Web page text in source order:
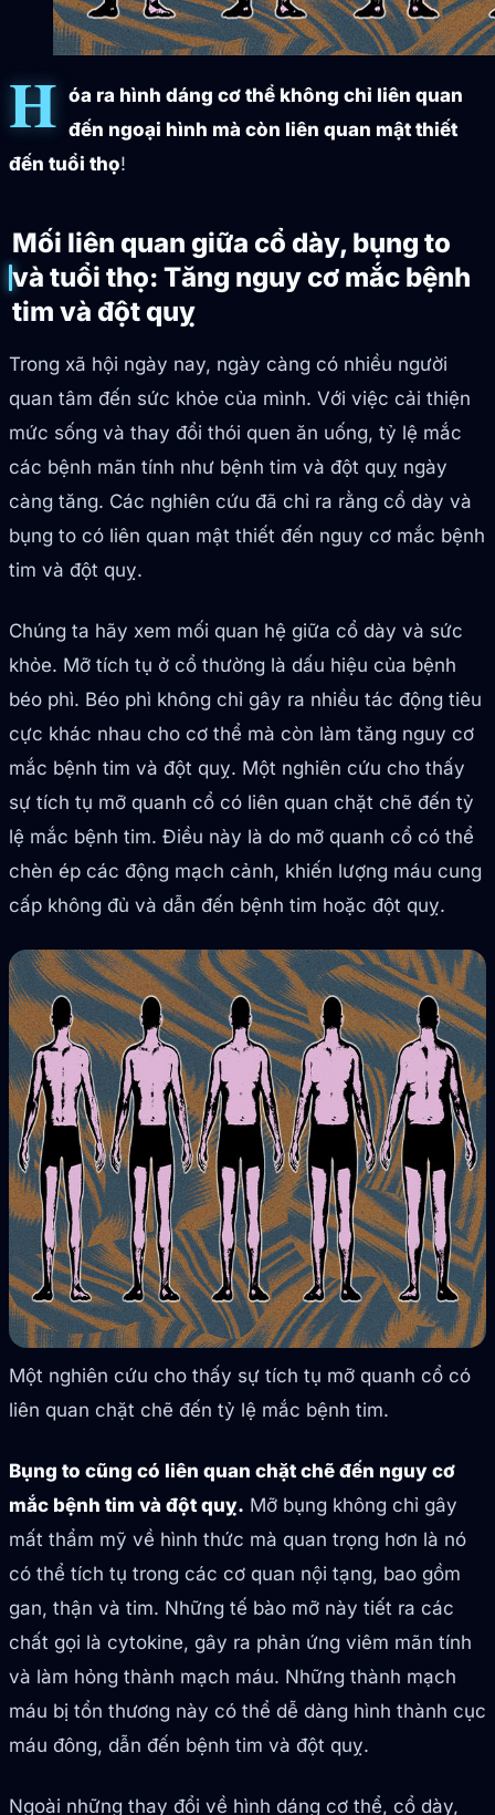
H óa ra hình dáng cơ thể không chỉ liên quan
đến ngoại hình mà còn liên quan mật thiết
đến tuổi thọ!
Mối liên quan giữa cổ dày, bụng to
và tuổi thọ: Tăng nguy cơ mắc bệnh
tim và đột quỵ
Trong xã hội ngày nay, ngày càng có nhiều người
quan tâm đến sức khỏe của mình. Với việc cải thiện
mức sống và thay đổi thói quen ăn uống, tỷ lệ mắc
các bệnh mãn tính như bệnh tim và đột quỵ ngày
càng tăng. Các nghiên cứu đã chỉ ra rằng cổ dày và
bụng to có liên quan mật thiết đến nguy cơ mắc bệnh
tim và đột quỵ.
Chúng ta hãy xem mối quan hệ giữa cổ dày và sức
khỏe. Mỡ tích tụ ở cổ thường là dấu hiệu của bệnh
béo phì. Béo phì không chỉ gây ra nhiều tác động tiêu
cực khác nhau cho cơ thể mà còn làm tăng nguy cơ
mắc bệnh tim và đột quỵ. Một nghiên cứu cho thấy
sự tích tụ mỡ quanh cổ có liên quan chặt chẽ đến tỷ
lệ mắc bệnh tim. Điều này là do mỡ quanh cổ có thể
chèn ép các động mạch cảnh, khiến lượng máu cung
cấp không đủ và dẫn đến bệnh tim hoặc đột quỵ.
Một nghiên cứu cho thấy sự tích tụ mỡ quanh cổ có
liên quan chặt chẽ đến tỷ lệ mắc bệnh tim.
Bụng to cũng có liên quan chặt chẽ đến nguy cơ
mắc bệnh tim và đột quỵ. Mỡ bụng không chỉ gây
mất thẩm mỹ về hình thức mà quan trọng hơn là nó
có thể tích tụ trong các cơ quan nội tạng, bao gồm
gan, thận và tim. Những tế bào mỡ này tiết ra các
chất gọi là cytokine, gây ra phản ứng viêm mãn tính
và làm hỏng thành mạch máu. Những thành mạch
máu bị tổn thương này có thể dễ dàng hình thành cục
máu đông, dẫn đến bệnh tim và đột quỵ.
Ngoài những thay đổi về hình dáng cơ thể, cổ dày,